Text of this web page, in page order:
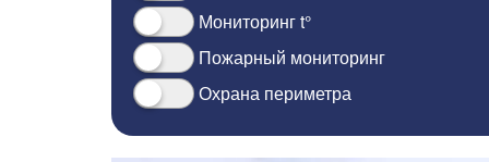
Мониторинг t°
Пожарный мониторинг
Охрана периметра